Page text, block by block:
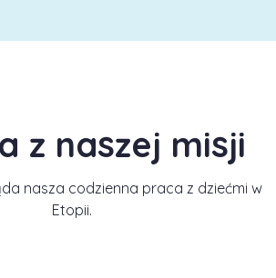
z naszej misji
nasza codzienna praca z dziećmi w
Etopii.